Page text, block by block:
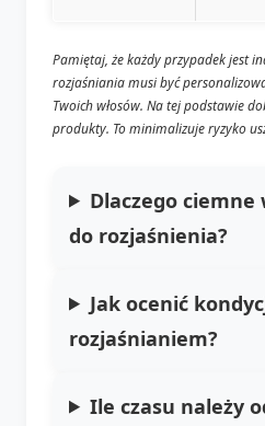
Pamiętaj, że każdy przypadek jest
rozjaśniania musi być
Twoich włosów. Na tej podstawie
produkty. To minimalizuje ryzyko
Dlaczego ciemne
do rozjaśnienia?
Jak ocenić
rozjaśnianiem?
Ile czasu należy